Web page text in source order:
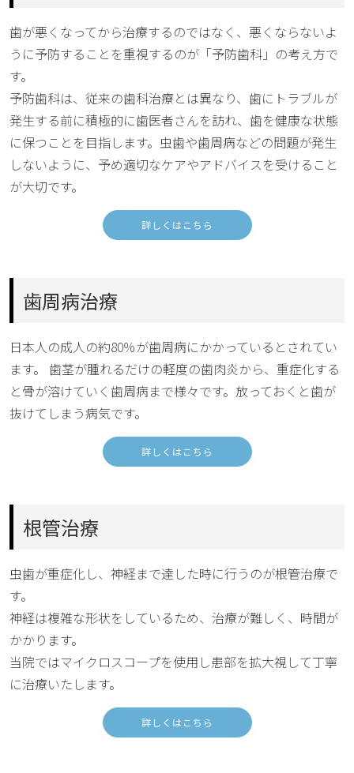
歯が悪くなってから治療するのではなく、悪くならないよ
うに予防することを重視するのが「予防歯科」の考え方で
す。
予防歯科は、従来の歯科治療とは異なり、歯にトラブルが
発生する前に積極的に歯医者さんを訪れ、歯を健康な状態
に保つことを目指します。虫歯や歯周病などの問題が発生
しないように、予め適切なケアやアドバイスを受けること
が大切です。
詳しくはこちら
歯周病治療
日本人の成人の約80％が歯周病にかかっているとされてい
ます。 歯茎が腫れるだけの軽度の歯肉炎から、重症化する
と骨が溶けていく歯周病まで様々です。放っておくと歯が
抜けてしまう病気です。
詳しくはこちら
根管治療
虫歯が重症化し、神経まで達した時に行うのが根管治療で
す。
神経は複雑な形状をしているため、治療が難しく、時間が
かかります。
当院ではマイクロスコープを使用し患部を拡大視して丁寧
に治療いたします。
詳しくはこちら